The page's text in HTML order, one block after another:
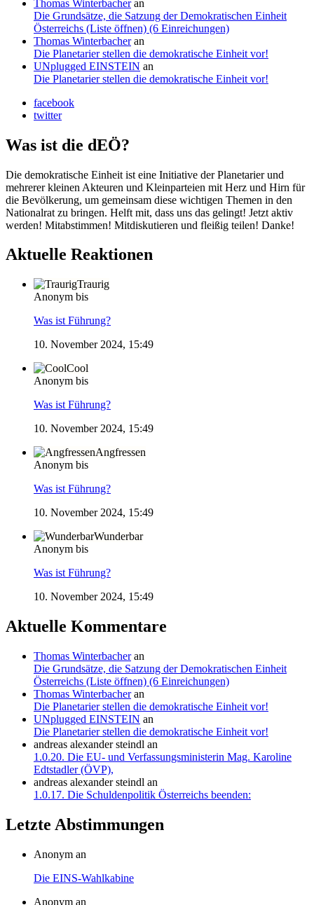
Thomas Winterbacheran
Die Grundsätze, die Satzung der Demokratischen Einheit
Österreichs (Liste öffnen) (6 Einreichungen)
Thomas Winterbacheran
Die Planetarier stellen die demokratische Einheit vor!
UNplugged EINSTEIN an
Die Planetarier stellen die demokratische Einheit vor!
facebook
twitter
Was ist die dEÖ?
Die demokratische Einheit ist eine Initiative der Planetarier und
mehrerer kleinen Akteuren und Kleinparteien mit Herz und Hirn für
die Bevölkerung, um gemeinsam diese wichtigen Themen in den
Nationalrat zu bringen. Helft mit, dass uns das gelingt! Jetzt aktiv
werden! Mitabstimmen! Mitdiskutieren und fleißig teilen! Danke!
Aktuelle Reaktionen
Traurig
Anonym bis
Was ist Führung?
10. November 2024, 15:49
Cool
Anonym bis
Was ist Führung?
10. November 2024, 15:49
Angfressen
Anonym bis
Was ist Führung?
10. November 2024, 15:49
Wunderbar
Anonym bis
Was ist Führung?
10. November 2024, 15:49
Aktuelle Kommentare
Thomas Winterbacheran
Die Grundsätze, die Satzung der Demokratischen Einheit
Österreichs (Liste öffnen) (6 Einreichungen)
Thomas Winterbacheran
Die Planetarier stellen die demokratische Einheit vor!
UNplugged EINSTEIN an
Die Planetarier stellen die demokratische Einheit vor!
andreas alexander steindl an
1.0.20. Die EU- und Verfassungsministerin Mag. Karoline
Edtstadler (ÖVP),
andreas alexander steindl an
1.0.17. Die Schuldenpolitik Österreichs beenden:
Letzte Abstimmungen
Anonym an
Die EINS-Wahlkabine
Anonym an